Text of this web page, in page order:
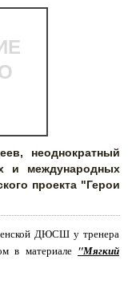
неоднократный
и международных
проекта "Герои
ДЮСШ у тренера
в материале "Мягкий